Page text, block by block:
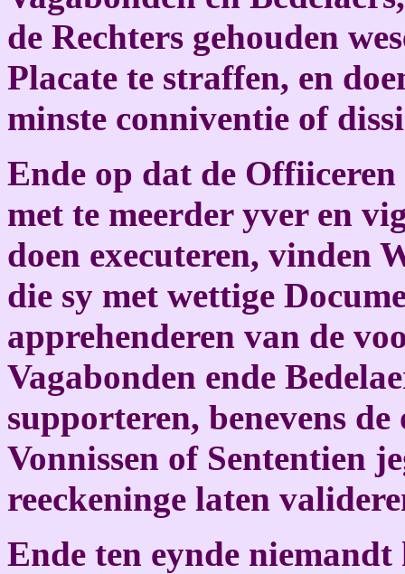
de Rechters gehouden
Placate te straffen, en
minste conniventie of
Ende op dat de Offiiceren
met te meerder yver en
doen executeren, vinden
die sy met wettige
apprehenderen van de
Vagabonden ende
supporteren, benevens
Vonnissen of Sententien
reeckeninge laten
Ende ten eynde